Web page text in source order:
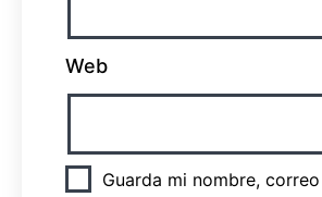
Web
Guarda mi nombre,